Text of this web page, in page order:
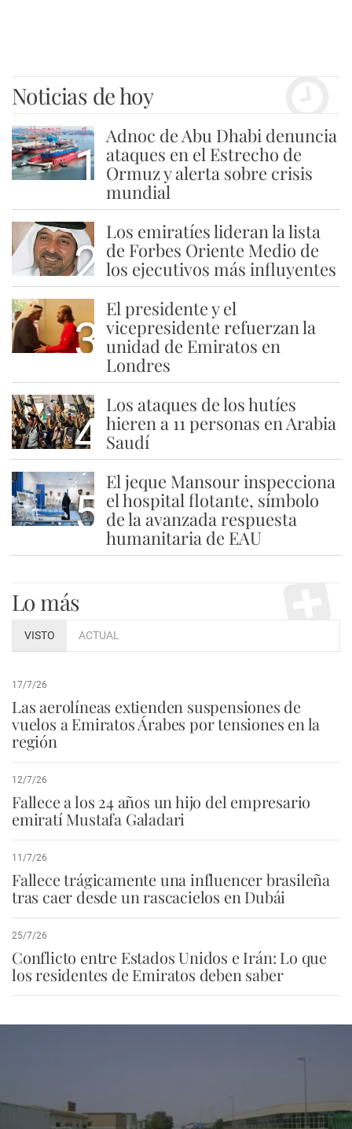
Noticias de hoy
1
Adnoc de Abu Dhabi denuncia
ataques en el Estrecho de
Ormuz y alerta sobre crisis
mundial
2
Los emiratíes lideran la lista
de Forbes Oriente Medio de
los ejecutivos más influyentes
3
El presidente y el
vicepresidente refuerzan la
unidad de Emiratos en
Londres
4
Los ataques de los hutíes
hieren a 11 personas en Arabia
Saudí
5
El jeque Mansour inspecciona
el hospital flotante, símbolo
de la avanzada respuesta
humanitaria de EAU
Lo más
VISTO ACTUAL
17/7/26
Las aerolíneas extienden suspensiones de
vuelos a Emiratos Árabes por tensiones en la
región
12/7/26
Fallece a los 24 años un hijo del empresario
emiratí Mustafa Galadari
11/7/26
Fallece trágicamente una influencer brasileña
tras caer desde un rascacielos en Dubái
25/7/26
Conflicto entre Estados Unidos e Irán: Lo que
los residentes de Emiratos deben saber